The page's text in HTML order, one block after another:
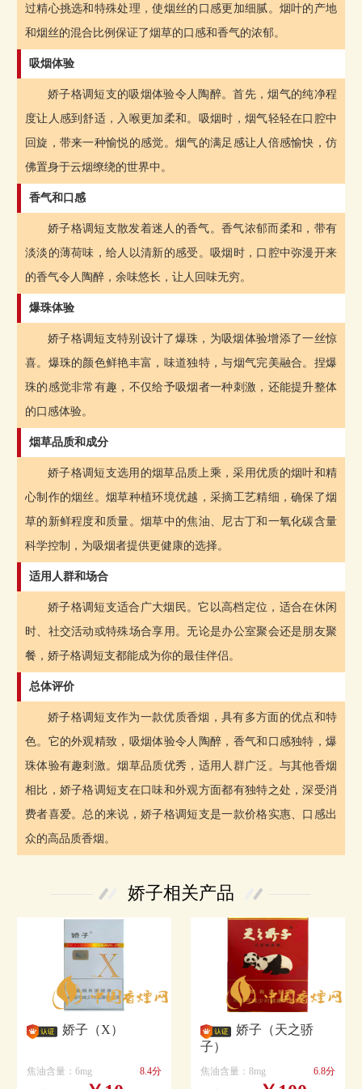
过精心挑选和特殊处理，使烟丝的口感更加细腻。烟叶的产地
和烟丝的混合比例保证了烟草的口感和香气的浓郁。
吸烟体验
娇子格调短支的吸烟体验令人陶醉。首先，烟气的纯净程
度让人感到舒适，入喉更加柔和。吸烟时，烟气轻轻在口腔中
回旋，带来一种愉悦的感觉。烟气的满足感让人倍感愉快，仿
佛置身于云烟缭绕的世界中。
香气和口感
娇子格调短支散发着迷人的香气。香气浓郁而柔和，带有
淡淡的薄荷味，给人以清新的感受。吸烟时，口腔中弥漫开来
的香气令人陶醉，余味悠长，让人回味无穷。
爆珠体验
娇子格调短支特别设计了爆珠，为吸烟体验增添了一丝惊
喜。爆珠的颜色鲜艳丰富，味道独特，与烟气完美融合。捏爆
珠的感觉非常有趣，不仅给予吸烟者一种刺激，还能提升整体
的口感体验。
烟草品质和成分
娇子格调短支选用的烟草品质上乘，采用优质的烟叶和精
心制作的烟丝。烟草种植环境优越，采摘工艺精细，确保了烟
草的新鲜程度和质量。烟草中的焦油、尼古丁和一氧化碳含量
科学控制，为吸烟者提供更健康的选择。
适用人群和场合
娇子格调短支适合广大烟民。它以高档定位，适合在休闲
时、社交活动或特殊场合享用。无论是办公室聚会还是朋友聚
餐，娇子格调短支都能成为你的最佳伴侣。
总体评价
娇子格调短支作为一款优质香烟，具有多方面的优点和特
色。它的外观精致，吸烟体验令人陶醉，香气和口感独特，爆
珠体验有趣刺激。烟草品质优秀，适用人群广泛。与其他香烟
相比，娇子格调短支在口味和外观方面都有独特之处，深受消
费者喜爱。总的来说，娇子格调短支是一款价格实惠、口感出
众的高品质香烟。
娇子相关产品
娇子（X）
焦油含量：6mg 8.4分
娇子（天之骄
子）
焦油含量：8mg 6.8分